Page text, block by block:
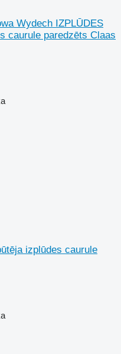
Wydech IZPLŪDES
caurule paredzēts Claas
izplūdes caurule